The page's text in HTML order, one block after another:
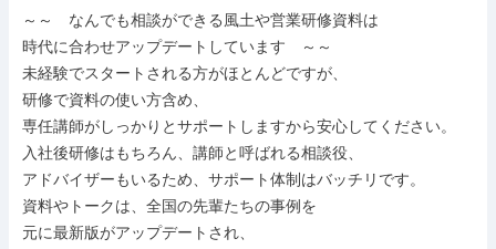
～～　なんでも相談ができる風土や営業研修資料は
時代に合わせアップデートしています　～～
未経験でスタートされる方がほとんどですが、
研修で資料の使い方含め、
専任講師がしっかりとサポートしますから安心してください。
入社後研修はもちろん、講師と呼ばれる相談役、
アドバイザーもいるため、サポート体制はバッチリです。
資料やトークは、全国の先輩たちの事例を
元に最新版がアップデートされ、